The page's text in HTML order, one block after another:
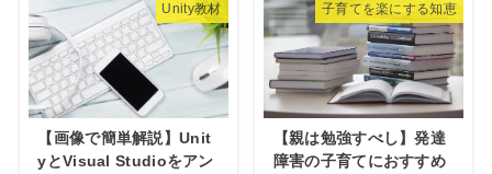
Unity教材
【画像で簡単解説】Unit
yとVisual Studioをアン
子育てを楽にする知恵
【親は勉強すべし】発達
障害の子育てにおすすめ